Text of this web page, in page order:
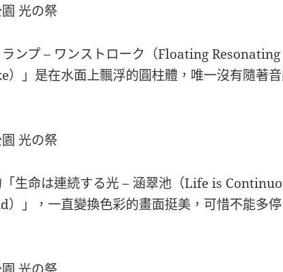
ランプ – ワンストローク（Floating Resonating
」是在水面上飄浮的圓柱體，唯一沒有隨著
生命は連続する光 – 涵翠池（Life is
」，一直變換色彩的畫面挺美，可惜不能多